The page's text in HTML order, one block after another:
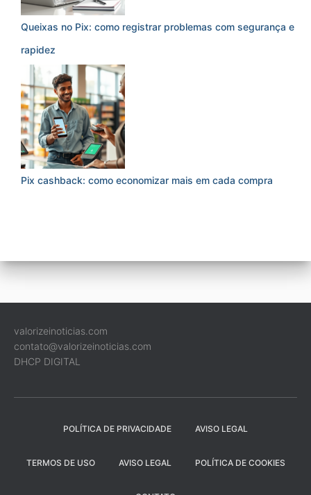
Queixas no Pix: como registrar problemas com segurança e
rapidez
Pix cashback: como economizar mais em cada compra
valorizeinoticias.com
contato@valorizeinoticias.com
DHCP DIGITAL
POLÍTICA DE PRIVACIDADE AVISO LEGAL
TERMOS DE USO AVISO LEGAL POLÍTICA DE COOKIES